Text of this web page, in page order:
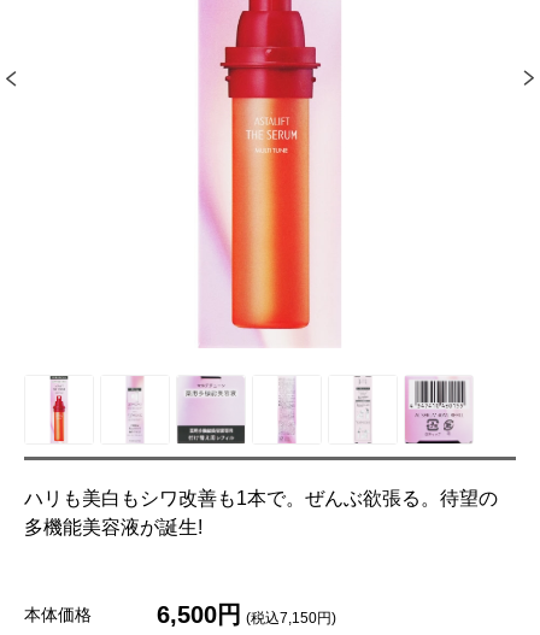
ハリも美白もシワ改善も1本で。ぜんぶ欲張る。待望の
多機能美容液が誕生!
本体価格 6,500円 (税込7,150円)